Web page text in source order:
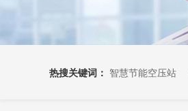
热搜关键词： 智慧节能空压站